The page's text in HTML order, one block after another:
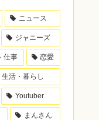
ニュース
ジャニーズ
仕事 恋愛
生活・暮らし
Youtuber
まんさん